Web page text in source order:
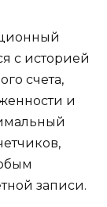
с историей
счета,
и
записи.